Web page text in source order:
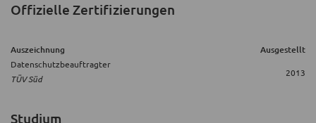
Offizielle Zertifizierungen
Auszeichnung Ausgestellt
Datenschutzbeauftragter
TÜV Süd
2013
Studium